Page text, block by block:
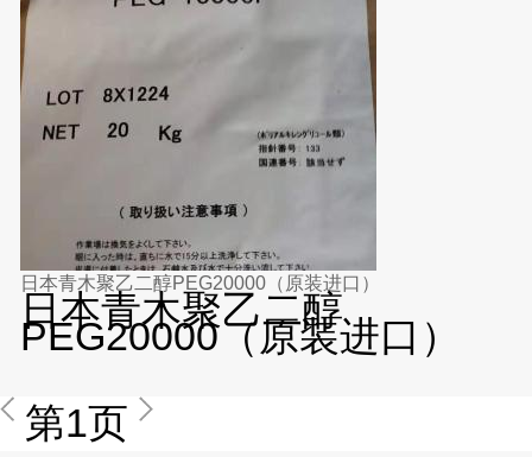
日本青木聚乙二醇PEG20000（原装进口）
日本青木聚乙二醇
PEG20000（原装进口）
第1页